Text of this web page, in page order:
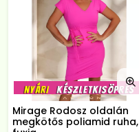
Mirage Rodosz oldalán
megkötős poliamid ruha,